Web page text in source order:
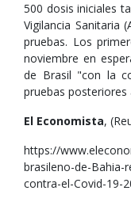
500 dosis iniciales
Vigilancia Sanitaria
pruebas. Los
noviembre en
de Brasil "con la
pruebas posteriores
El Economista,
https://
brasileno-de-Bahia-
contra-el-Covid-19-